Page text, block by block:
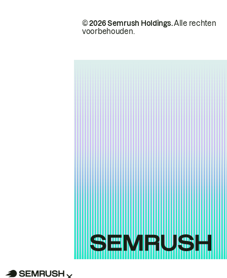
© 2026 Semrush Holdings.Alle rechten
voorbehouden.